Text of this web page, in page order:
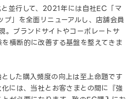
並行して、2021年には自社EC「マ
プ」を全面リニューアルし、店舗会員
。ブランドサイトやコーポレートサ
横断的に改善する基盤を整えてきま
とした購入頻度の向上は至上命題です
には、当社とお客さまとの間に『強